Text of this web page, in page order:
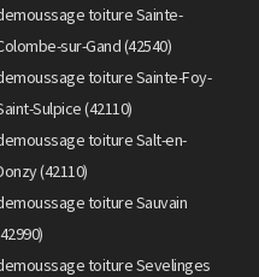
toiture Sainte-
sur-Gand (42540)
toiture Sainte-Foy-
Sulpice (42110)
toiture Salt-en-
(42110)
toiture Sauvain
toiture Sevelinges